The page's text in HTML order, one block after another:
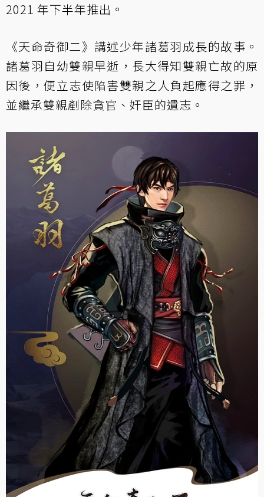
2021 年下半年推出。
《天命奇御二》講述少年諸葛羽成長的故事。
諸葛羽自幼雙親早逝，長大得知雙親亡故的原
因後，便立志使陷害雙親之人負起應得之罪，
並繼承雙親剷除貪官、奸臣的遺志。